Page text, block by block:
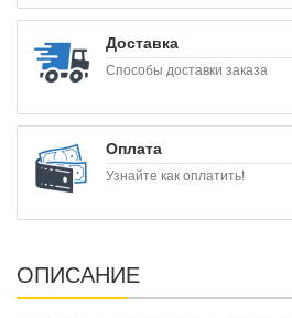
Доставка
Способы доставки заказа
Оплата
Узнайте как оплатить!
ОПИСАНИЕ